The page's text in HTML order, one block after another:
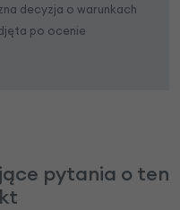
decyzja o warunkach
po ocenie
pytania o ten